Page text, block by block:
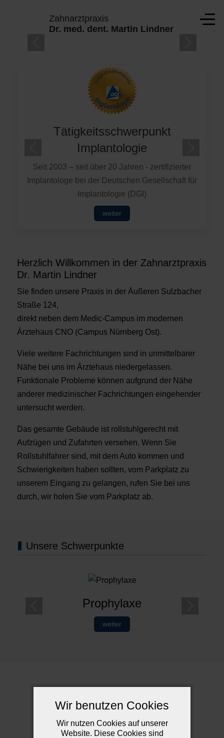
Mobile Menu Toggle
Zahnarztpraxis
Dr. med. dent. Martin Lindner
Off-
Tätigkeitsschwerpunkt
Implantologie
Seit 2003 – seit über 20 Jahren - zertifizierter
Implantologe bei der Deutschen Gesellschaft für
Implantologie (DGI)
weiter
Herzlich Willkommen in der Zahnarztpraxis
Dr. Martin Lindner
Sie finden unsere Praxis in der Äußeren Sulzbacher
Straße 124,
direkt neben dem Medic-Campus im modernen
Ärztehaus CNO (Campus Nürnberg Ost).
Viele weitere Fachrichtungen sind in unmittelbarer
Nähe bei uns im Ärztehaus niedergelassen.
Funktionale Probleme können aufgrund der Nähe
anderer medizinischer Fachrichtungen eingehender
untersucht werden.
Das gesamte Gebäude ist rollstuhlgerecht mit
Aufzügen und Zufahrten versehen. Wenn Sie
Rollstuhlfahrer sind, mit dem Auto kommen und
Schwierigkeiten haben sollten, vom Parkplatz zu
unserem Eingang zu gelangen, rufen Sie bei uns
durch, wir holen Sie vom Parkplatz ab.
Unsere Schwerpunkte
Prophylaxe
weiter
Wir benutzen Cookies
Wir nutzen Cookies auf unserer
Website. Diese Cookies sind